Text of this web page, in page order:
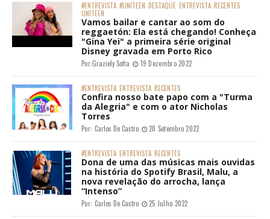
#ENTREVISTA #UNITEEN DESTAQUE ENTREVISTA RECENTES
UNITEEN
Vamos bailar e cantar ao som do
reggaetón: Ela está chegando! Conheça
"Gina Yei" a primeira série original
Disney gravada em Porto Rico
Por:Graziely Sofia 19 Dezembro 2022
#ENTREVISTA ENTREVISTA RECENTES
Confira nosso bate papo com a "Turma
da Alegria" e com o ator Nicholas
Torres
Por: Carlos De Castro 20 Setembro 2022
#ENTREVISTA ENTREVISTA RECENTES
Dona de uma das músicas mais ouvidas
na história do Spotify Brasil, Malu, a
nova revelação do arrocha, lança
“Intenso”
Por: Carlos De Castro 25 Julho 2022